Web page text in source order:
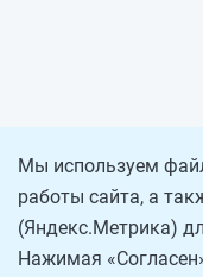
Мы используем
работы сайта, а
(Яндекс.Метрика)
Нажимая